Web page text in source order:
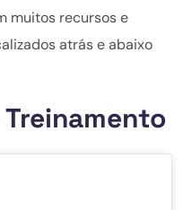
muitos recursos e
atrás e abaixo